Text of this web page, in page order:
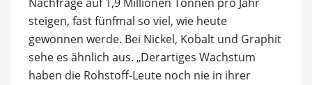
steigen, fast fünfmal so viel, wie heute
gewonnen werde. Bei Nickel, Kobalt und Graphit
sehe es ähnlich aus. „Derartiges Wachstum
haben die Rohstoff-Leute noch nie in ihrer